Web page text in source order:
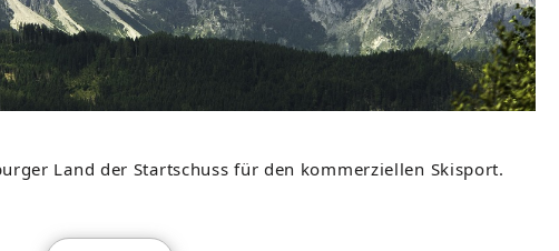
Land der Startschuss für den kommerziellen Skisport.